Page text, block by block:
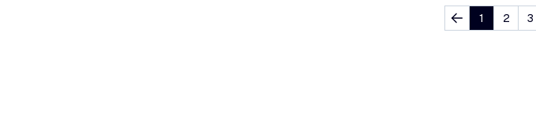
1 2 3